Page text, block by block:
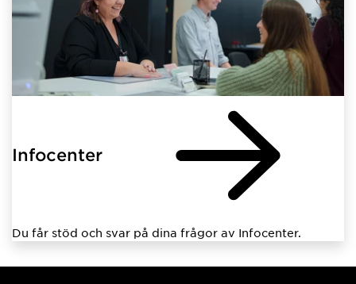
Infocenter
Du får stöd och svar på dina frågor av Infocenter.